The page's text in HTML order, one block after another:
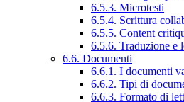
6.5.3. Microtesti
6.5.4. Scrittura
6.5.5. Content
6.5.6. Traduzione e
6.6. Documenti
6.6.1. I documenti
6.6.2. Tipi di
6.6.3. Formato di